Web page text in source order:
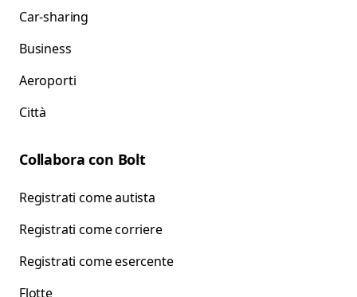
Car-sharing
Business
Aeroporti
Città
Collabora con Bolt
Registrati come autista
Registrati come corriere
Registrati come esercente
Flotte